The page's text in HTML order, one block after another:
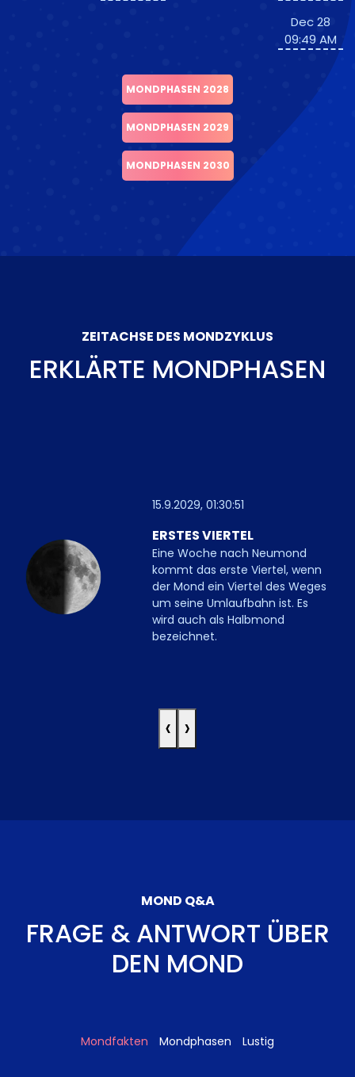
Dec 28
09:49 AM
MONDPHASEN 2028
MONDPHASEN 2029
MONDPHASEN 2030
ZEITACHSE DES MONDZYKLUS
ERKLÄRTE MONDPHASEN
15.9.2029, 01:30:51
ERSTES VIERTEL
Eine Woche nach Neumond
kommt das erste Viertel, wenn
der Mond ein Viertel des Weges
um seine Umlaufbahn ist. Es
wird auch als Halbmond
bezeichnet.
‹ ›
MOND Q&A
FRAGE & ANTWORT ÜBER
DEN MOND
Mondfakten Mondphasen Lustig